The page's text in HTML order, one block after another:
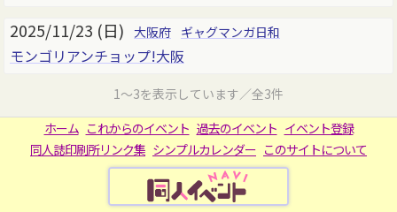
2025/11/23 (日) 大阪府 ギャグマンガ日和
モンゴリアンチョップ!大阪
1～3を表示しています／全3件
ホーム これからのイベント 過去のイベント イベント登録
同人誌印刷所リンク集 シンプルカレンダー このサイトについて